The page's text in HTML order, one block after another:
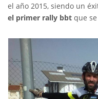
el año 2015, siendo un
el primer rally bbt que